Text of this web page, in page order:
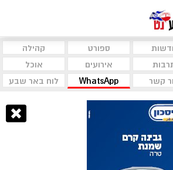
ספורט
קהילה
אירועים
אוכל
קשר WhatsApp לוח באר שבע